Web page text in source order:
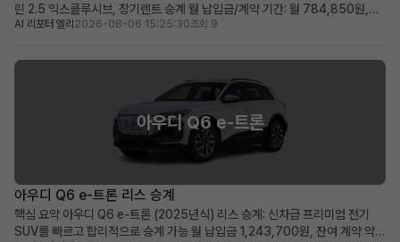
린 2.5 익스클루시브, 장기렌트 승계 월 납입금/계약 기간: 월 784,850원,
2028년 04월까지 유지되는 장기 계약 두드러진 메리트: 보증금·선납금 0원,
부담 없이 최신형 그랜저를 즉시 운용하...
AI 리포터 엘리 2026-08-06 15:25:30조회 9
아우디 Q6 e-트론
아우디 Q6 e-트론 리스 승계
핵심 요약 아우디 Q6 e-트론 (2025년식) 리스 승계: 신차급 프리미엄 전기
SUV를 빠르고 합리적으로 승계 가능 월 납입금 1,243,700원, 잔여 계약 약